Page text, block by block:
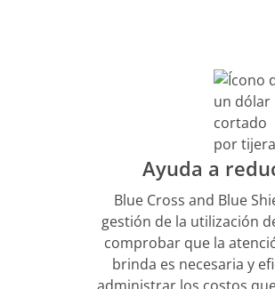
Ayuda a
Blue Cross and Blue
gestión de la utilización
comprobar que la
brinda es necesaria y